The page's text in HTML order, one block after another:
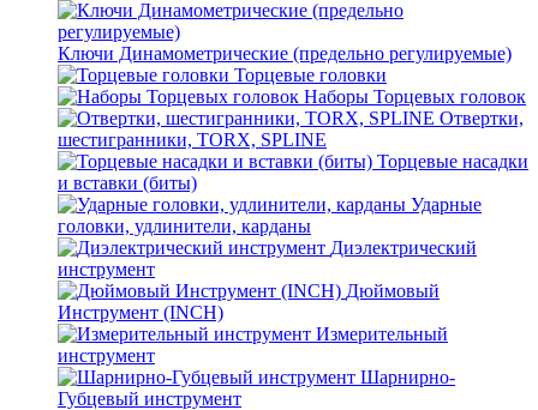
Ключи Динамометрические (предельно регулируемые)
Торцевые головки
Наборы Торцевых головок
Отвертки,
шестигранники, TORX, SPLINE
Торцевые насадки
и вставки (биты)
Ударные
головки, удлинители, карданы
Диэлектрический
инструмент
Дюймовый
Инструмент (INCH)
Измерительный
инструмент
Шарнирно-
Губцевый инструмент